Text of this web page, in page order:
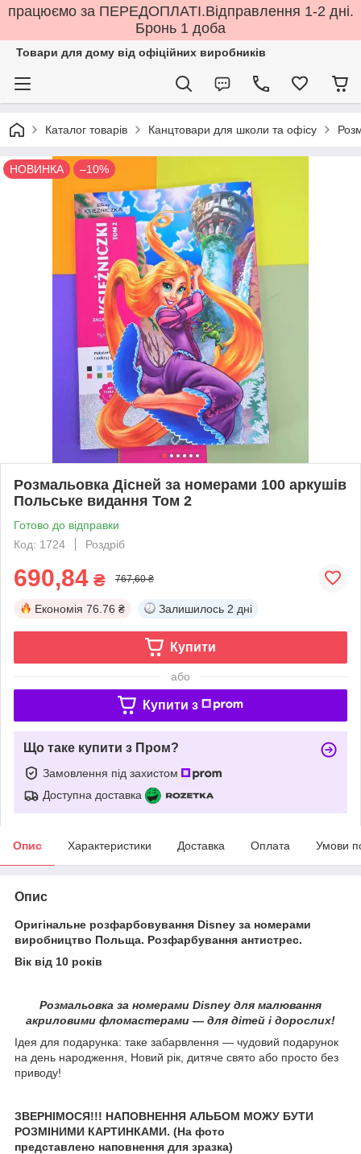
працюємо за ПЕРЕДОПЛАТІ.Відправлення 1-2 дні.
Бронь 1 доба
Товари для дому від офіційних виробників
Каталог товарів Канцтовари для школи та офісу
НОВИНКА –10%
Розмальовка Дісней за номерами 100 аркушів
Польське видання Том 2
Готово до відправки
Код: 1724
Роздріб
690,84 ₴ 767,60 ₴
Економія 76.76 ₴ Залишилось 2 дні
Купити
або
Купити з
Що таке купити з Пром?
Замовлення під захистом
Доступна доставка
Опис Характеристики Доставка Оплата Умови
Опис
Оригінальне розфарбовування Disney за номерами
виробництво Польща. Розфарбування антистрес.
Вік від 10 років
Розмальовка за номерами Disney для малювання
акриловими фломастерами — для дітей і дорослих!
Ідея для подарунка: таке забарвлення — чудовий подарунок
на день народження, Новий рік, дитяче свято або просто без
приводу!
ЗВЕРНІМОСЯ!!! НАПОВНЕННЯ АЛЬБОМ МОЖУ БУТИ
РОЗМІНИМИ КАРТИНКАМИ. (На фото
представлено наповнення для зразка)